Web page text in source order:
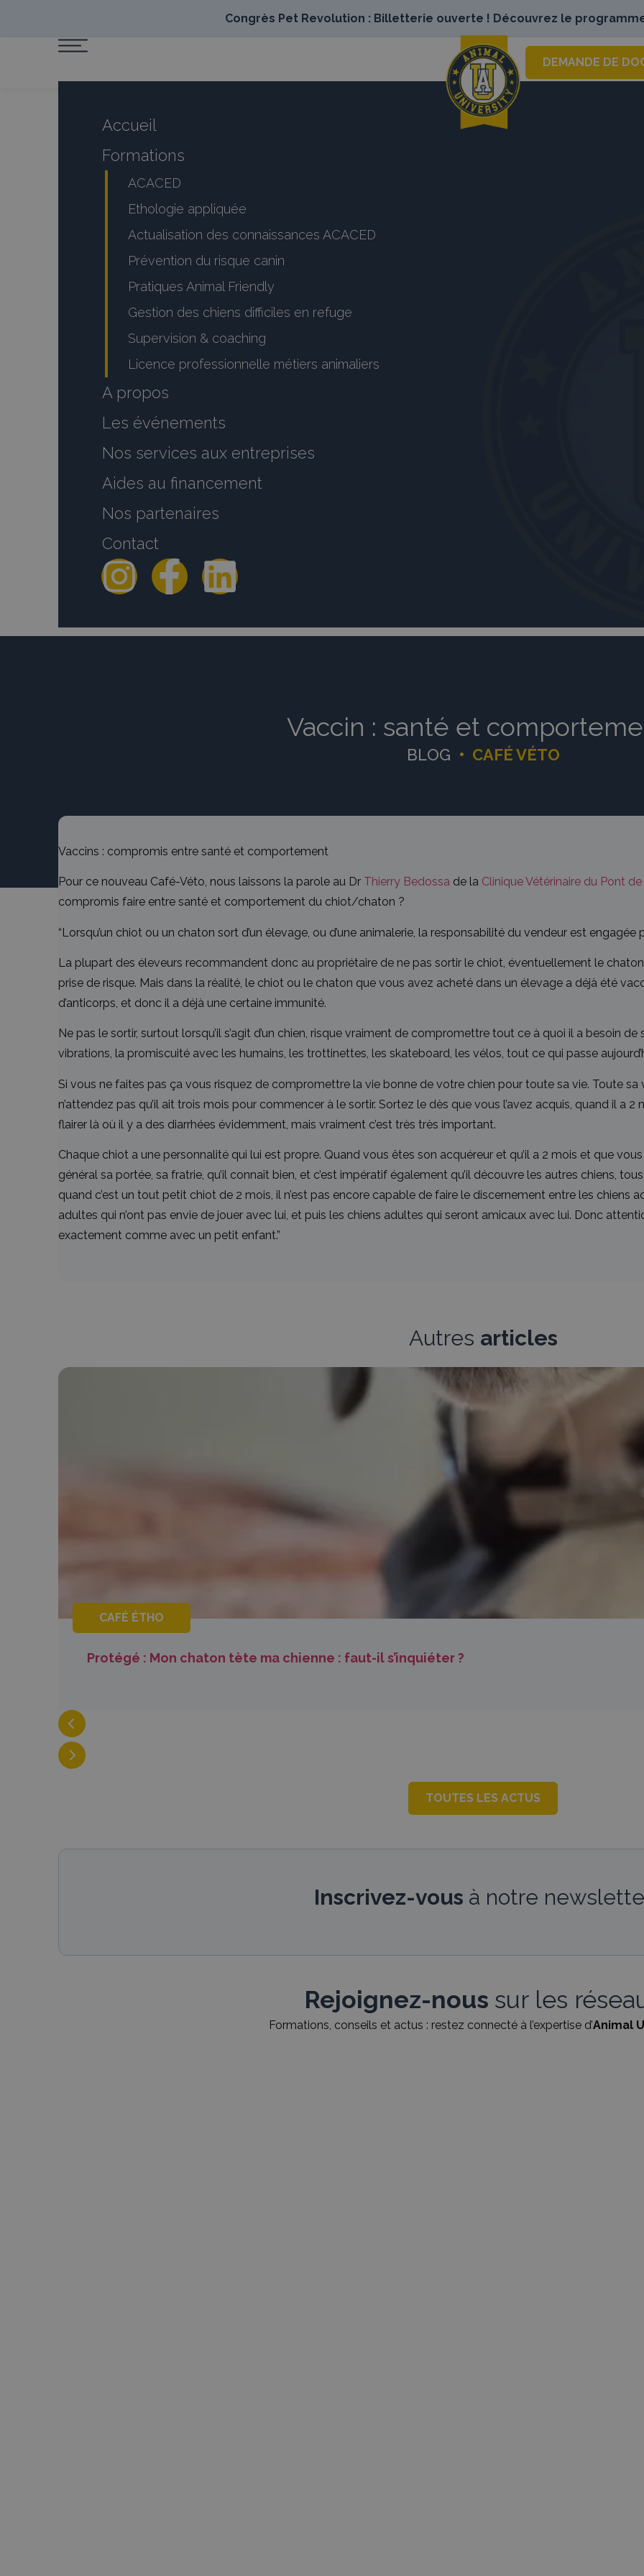
Congrès Pet Revolution : Billetterie ouverte ! Découvrez le
DEMANDE DE
Accueil
Formations
ACACED
Ethologie appliquée
Actualisation des connaissances ACACED
Prévention du risque canin
Pratiques Animal Friendly
Gestion des chiens difficiles en refuge
Supervision & coaching
Licence professionnelle métiers animaliers
A propos
Les événements
Nos services aux entreprises
Aides au financement
Nos partenaires
Contact
Vaccin : santé et
BLOG • CAFÉ VÉTO
Vaccins : compromis entre santé et comportement
Pour ce nouveau Café-Véto, nous laissons la parole au Dr Thierry Bedossade la Clinique Vétérinaire du Pont
compromis faire entre santé et comportement du chiot/chaton ?
“Lorsqu’un chiot ou un chaton sort d’un élevage, ou d’une animalerie, la responsabilité du vendeur est
La plupart des éleveurs recommandent donc au propriétaire de ne pas sortir le chiot, éventuellement le
prise de risque. Mais dans la réalité, le chiot ou le chaton que vous avez acheté dans un élevage a déjà été
d’anticorps, et donc il a déjà une certaine immunité.
Ne pas le sortir, surtout lorsqu’il s’agit d’un chien, risque vraiment de compromettre tout ce à quoi il a besoin de
vibrations, la promiscuité avec les humains, les trottinettes, les skateboard, les vélos, tout ce qui passe
Si vous ne faites pas ça vous risquez de compromettre la vie bonne de votre chien pour toute sa vie. Toute sa
n’attendez pas qu’il ait trois mois pour commencer à le sortir. Sortez le dès que vous l’avez acquis, quand il a
flairer là où il y a des diarrhées évidemment, mais vraiment c’est très très important.
Chaque chiot a une personnalité qui lui est propre. Quand vous êtes son acquéreur et qu’il a 2 mois et que vous
général sa portée, sa fratrie, qu’il connaît bien, et c’est impératif également qu’il découvre les autres chiens,
quand c’est un tout petit chiot de 2 mois, il n’est pas encore capable de faire le discernement entre les chiens
adultes qui n’ont pas envie de jouer avec lui, et puis les chiens adultes qui seront amicaux avec lui. Donc
exactement comme avec un petit enfant.”
Autres articles
CAFÉ ÉTHO
Protégé : Mon chaton tète ma chienne : faut-il s’inquiéter ?
TOUTES LES ACTUS
Inscrivez-vous à notre
Rejoignez-nous sur les
Formations, conseils et actus : restez connecté à l’expertise d’Animal